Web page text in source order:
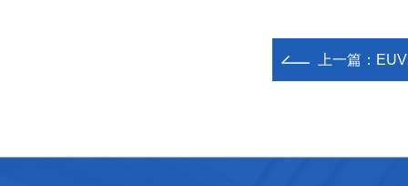
上一篇：